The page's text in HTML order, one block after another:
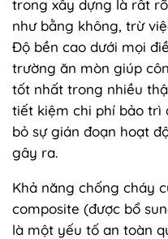
trong xây dựng là rất
như bằng không, trừ
Độ bền cao dưới mọi
trường ăn mòn giúp
tốt nhất trong nhiều
tiết kiệm chi phí bảo trì
bỏ sự gián đoạn hoạt
gây ra.
Khả năng chống cháy
composite (được bổ
là một yếu tố an toàn